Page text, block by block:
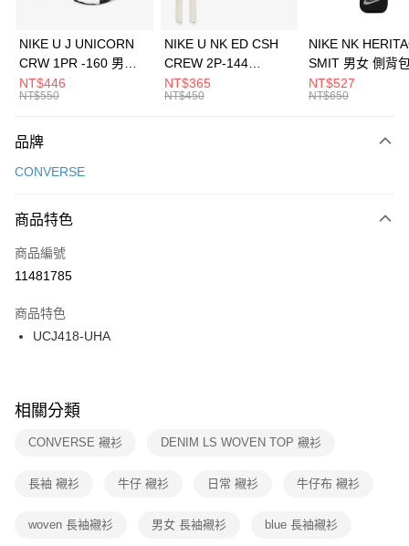
元大商業銀行
台灣樂天信用卡公司
全盈+PAY
AFTEE先享後付
【關於「AFTEE先享後付」】
便利好安心！
３．安心：先確認商品／服務後，再付款。
【「AFTEE先享後付」結帳流程】
１．於結帳方式選擇「AFTEE先享後付」後，將跳轉至「AFTEE先享後付」
２．訂單成立數日內，您將收到繳費通知簡訊。
３．收到繳費通知簡訊後14天內，點擊此簡訊中的連結，可透過四大超商／
ATM／網路銀行／等多元方式進行付款，方視為交易完成。
※ 交易是否成功請以「AFTEE先享後付 」之結帳頁面顯示為準，若有關於
是否繳費成功／繳費後需取消欲退款等相關疑問，請聯繫「AFTEE先享後付
客戶支援中心」 https://netprotections.freshdesk.com/support/home
１．透過由恩沛科技股份有限公司提供之「AFTEE先享後付」服務完成之交
權轉讓予恩沛科技股份有限公司。
運送方式
每筆NT$100，滿NT$1,500(含以上)免運費
宅配
每筆NT$100，滿NT$1,500(含以上)免運費
付款後門市自取
每筆NT$100，滿NT$1,500(含以上)免運費
NIKE U J UNICORN
CRW 1PR -160 男女
中統襪 FZ3393100
NT$446
NT$550
NIKE U NK ED CSH
CREW 2P-144
EMBRDY 男女 短統襪
FZ3073133
NT$365
NT$450
NIKE NK
SMIT 男女 側背
BA5871010
NT$527
NT$650
品牌
CONVERSE
商品特色
商品編號
11481785
商品特色
UCJ418-UHA
相關分類
CONVERSE 襯衫 DENIM LS WOVEN TOP 襯衫
長袖 襯衫 牛仔 襯衫 日常 襯衫 牛仔布 襯衫
woven 長袖襯衫 男女 長袖襯衫 blue 長袖襯衫